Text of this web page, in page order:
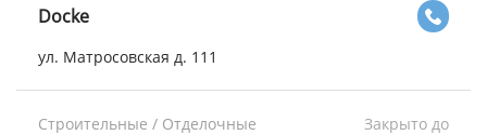
Docke
ул. Матросовская д. 111
Строительные / Отделочные
Закрыто до